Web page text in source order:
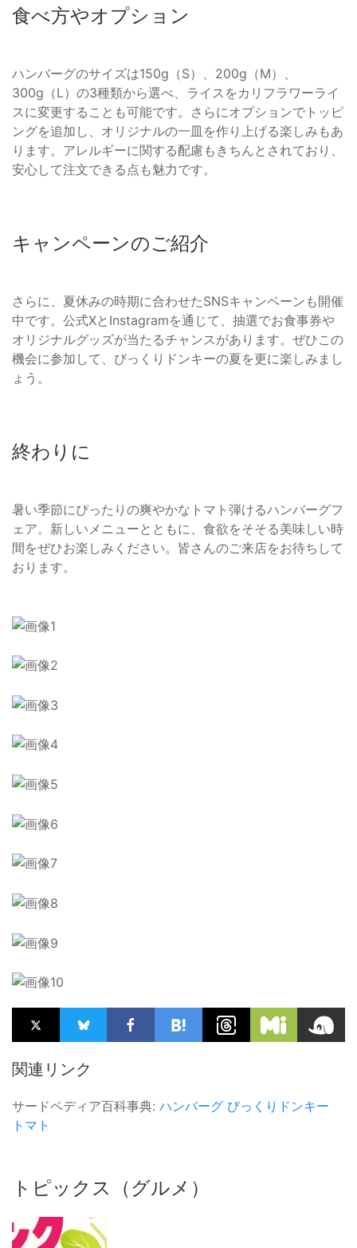
食べ方やオプション
ハンバーグのサイズは150g（S）、200g（M）、
300g（L）の3種類から選べ、ライスをカリフラワーライ
スに変更することも可能です。さらにオプションでトッピ
ングを追加し、オリジナルの一皿を作り上げる楽しみもあ
ります。アレルギーに関する配慮もきちんとされており、
安心して注文できる点も魅力です。
キャンペーンのご紹介
さらに、夏休みの時期に合わせたSNSキャンペーンも開催
中です。公式XとInstagramを通じて、抽選でお食事券や
オリジナルグッズが当たるチャンスがあります。ぜひこの
機会に参加して、びっくりドンキーの夏を更に楽しみまし
ょう。
終わりに
暑い季節にぴったりの爽やかなトマト弾けるハンバーグフ
ェア。新しいメニューとともに、食欲をそそる美味しい時
間をぜひお楽しみください。皆さんのご来店をお待ちして
おります。
関連リンク
サードペディア百科事典: ハンバーグ びっくりドンキー
トマト
トピックス（グルメ）